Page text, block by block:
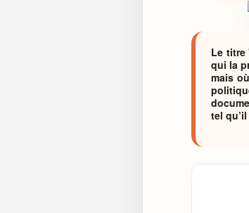
Le titre
qui la
mais
tel